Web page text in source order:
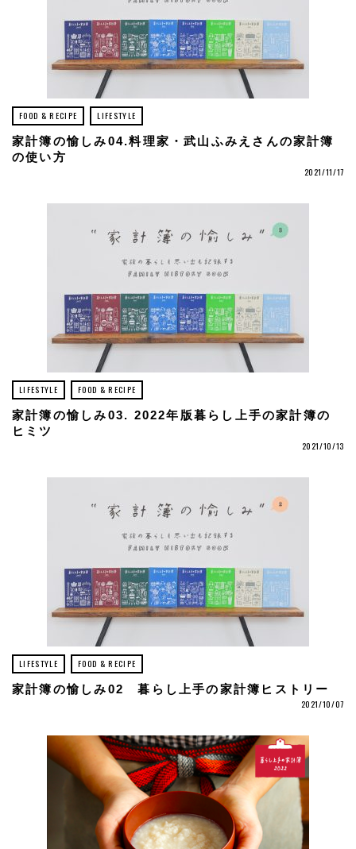
FOOD & RECIPE LIFESTYLE
家計簿の愉しみ04.料理家・武山ふみえさんの家計簿
の使い方
2021/11/17
LIFESTYLE FOOD & RECIPE
家計簿の愉しみ03. 2022年版暮らし上手の家計簿の
ヒミツ
2021/10/13
LIFESTYLE FOOD & RECIPE
家計簿の愉しみ02 暮らし上手の家計簿ヒストリー
2021/10/07